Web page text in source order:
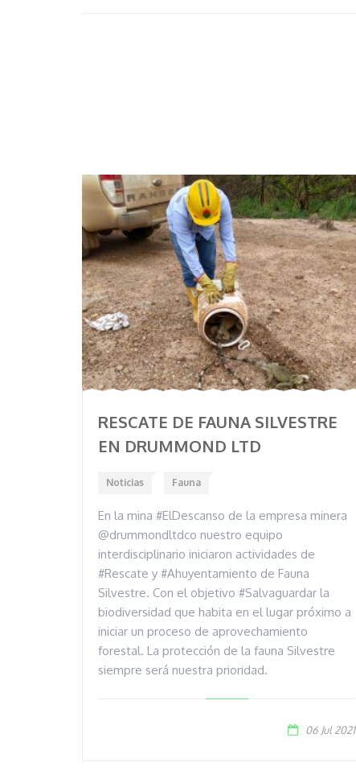
RESCATE DE FAUNA SILVESTRE
EN DRUMMOND LTD
Noticias Fauna
En la mina #ElDescanso de la empresa minera
@drummondltdco nuestro equipo
interdisciplinario iniciaron actividades de
#Rescate y #Ahuyentamiento de Fauna
Silvestre. Con el objetivo #Salvaguardar la
biodiversidad que habita en el lugar próximo a
iniciar un proceso de aprovechamiento
forestal. La protección de la fauna Silvestre
siempre será nuestra prioridad.
06 Jul 2021